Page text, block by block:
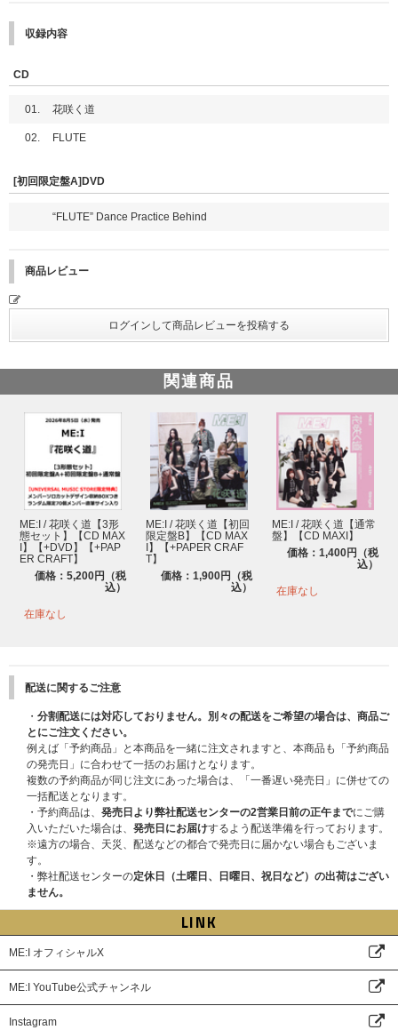
収録内容
CD
01. 花咲く道
02. FLUTE
[初回限定盤A]DVD
“FLUTE” Dance Practice Behind
商品レビュー
関連商品
ME:I / 花咲く道【3形
態セット】【CD MAX
I】【+DVD】【+PAP
ER CRAFT】
価格：5,200円（税
込）
在庫なし
ME:I / 花咲く道【初回
限定盤B】【CD MAX
I】【+PAPER CRAF
T】
価格：1,900円（税
込）
ME:I / 花咲く道【通常
盤】【CD MAXI】
価格：1,400円（税
込）
在庫なし
配送に関するご注意
・ 分割配送には対応しておりません。別々の配送をご希望の場合は、商品ご
とにご注文ください。
例えば「予約商品」と本商品を一緒に注文されますと、本商品も「予約商品
の発売日」に合わせて一括のお届けとなります。
複数の予約商品が同じ注文にあった場合は、「一番遅い発売日」に併せての
一括配送となります。
・予約商品は、 発売日より弊社配送センターの2営業日前の正午までにご購
入いただいた場合は、 発売日にお届けするよう配送準備を行っております。
※遠方の場合、天災、配送などの都合で発売日に届かない場合もございま
す。
・弊社配送センターの定休日（土曜日、日曜日、祝日など）の出荷はござい
ません。
LINK
ME:I オフィシャルX
ME:I YouTube公式チャンネル
Instagram